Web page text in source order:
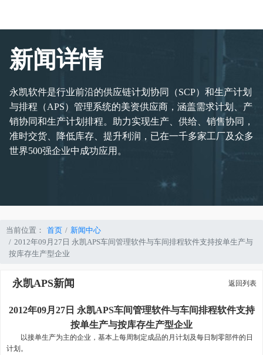
新闻详情
永凯软件是行业前沿的供应链计划协同（SCP）和生产计划
与排程（APS）管理系统的美资供应商，涵盖需求计划、产
销协同和生产计划排程。助力实现生产、供给、销售协同，
准时交货、降低库存、提升利润，已在一千多家工厂及众多
世界500强企业中成功应用。
当前位置： 首页
新闻中心
2012年09月27日 永凯APS车间管理软件与车间排程软件支持按单生产与
按库存生产型企业
永凯APS新闻 返回列表
2012年09月27日 永凯APS车间管理软件与车间排程软件支持
按单生产与按库存生产型企业
以接单生产为主的企业，基本上每周制定成品的月计划及每日制零部件的日
计划。